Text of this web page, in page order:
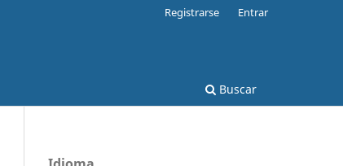
Buscar
Registrarse Entrar